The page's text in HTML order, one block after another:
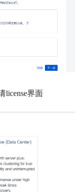
license界面